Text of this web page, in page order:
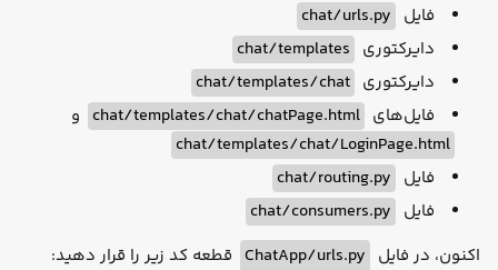
فایل chat/urls.py
دایرکتوری chat/templates
دایرکتوری chat/templates/chat
فایل‌های chat/templates/chat/chatPage.html و
chat/templates/chat/LoginPage.html
فایل chat/routing.py
فایل chat/consumers.py
اکنون، در فایل ChatApp/urls.py قطعه کد زیر را قرار دهید: